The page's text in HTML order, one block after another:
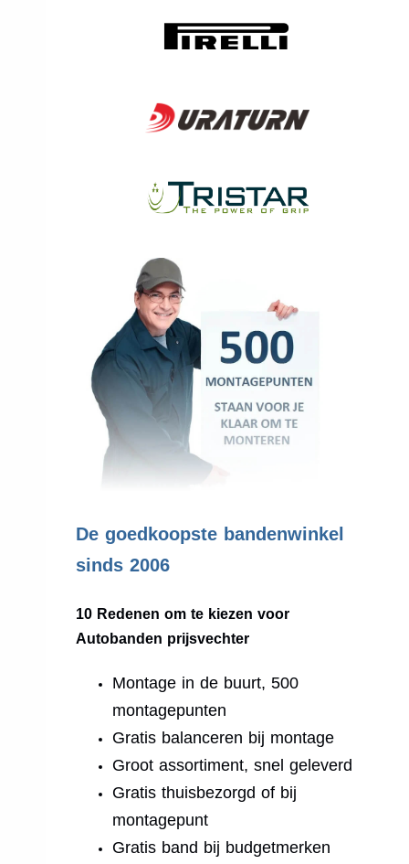
De goedkoopste bandenwinkel
sinds 2006
10 Redenen om te kiezen voor
Autobanden prijsvechter
Montage in de buurt, 500
montagepunten
Gratis balanceren bij montage
Groot assortiment, snel geleverd
Gratis thuisbezorgd of bij
montagepunt
Gratis band bij budgetmerken